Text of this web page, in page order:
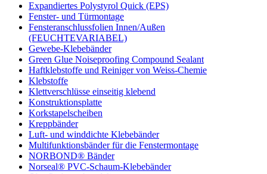
Expandiertes Polystyrol Quick (EPS)
Fenster- und Türmontage
Fensteranschlussfolien Innen/Außen
(FEUCHTEVARIABEL)
Gewebe-Klebebänder
Green Glue Noiseproofing Compound Sealant
Haftklebstoffe und Reiniger von Weiss-Chemie
Klebstoffe
Klettverschlüsse einseitig klebend
Konstruktionsplatte
Korkstapelscheiben
Kreppbänder
Luft- und winddichte Klebebänder
Multifunktionsbänder für die Fenstermontage
NORBOND® Bänder
Norseal® PVC-Schaum-Klebebänder